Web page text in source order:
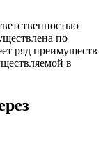
по
ряд преимуществ
в